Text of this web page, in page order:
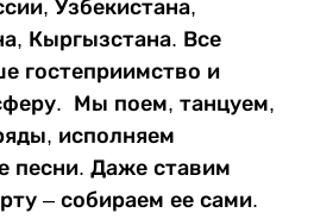
Узбекистана,
Кыргызстана. Все
гостеприимство и
Мы поем, танцуем,
исполняем
песни. Даже ставим
– собираем ее сами.